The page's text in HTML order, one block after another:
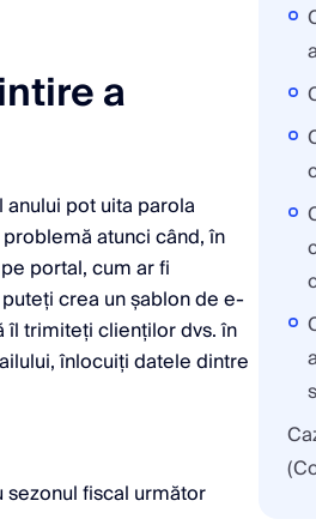
a
pot uita parola
atunci când, în
portal, cum ar fi
crea un șablon de e-
îl trimiteți clienților dvs. în
înlocuiți datele dintre
fiscal următor